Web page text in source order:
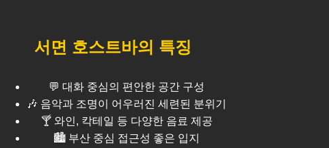
서면 호스트바의 특징
💬 대화 중심의 편안한 공간 구성
🎶 음악과 조명이 어우러진 세련된 분위기
🍸 와인, 칵테일 등 다양한 음료 제공
🏙️ 부산 중심 접근성 좋은 입지